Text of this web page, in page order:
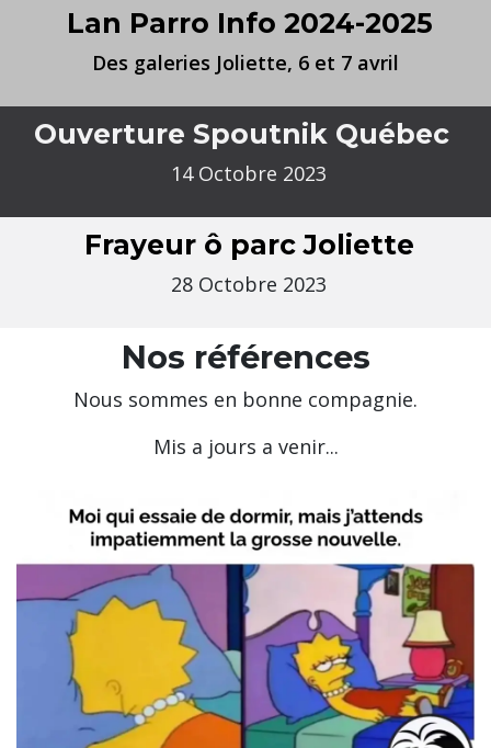
Lan Parro Info 2024-2025
Des galeries Joliette, 6 et 7 avril
Ouverture Spoutnik Québec
14 Octobre 2023
Frayeur ô parc Joliette
28 Octobre 2023
Nos références
Nous sommes en bonne compagnie.
Mis a jours a venir...